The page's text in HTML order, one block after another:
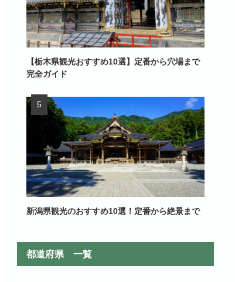
【栃木県観光おすすめ10選】定番から穴場まで
完全ガイド
新潟県観光のおすすめ10選！定番から絶景まで
都道府県 一覧